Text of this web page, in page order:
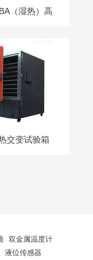
（湿热）高
交变试验箱
双金属温度计
液位传感器